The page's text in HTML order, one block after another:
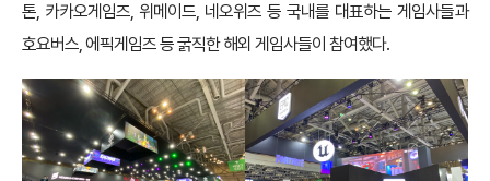
톤, 카카오게임즈, 위메이드, 네오위즈 등 국내를 대표하는 게임사들과
호요버스, 에픽게임즈 등 굵직한 해외 게임사들이 참여했다.